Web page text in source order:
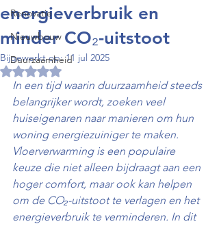
Renovatie
Nieuwbouw
Duurzaamheid
energieverbruik en
minder CO₂-uitstoot
Bijgewerkt op:11 jul 2025
Beoordeeld met NaN uit 5 sterren.
In een tijd waarin duurzaamheid steeds
belangrijker wordt, zoeken veel
huiseigenaren naar manieren om hun
woning energiezuiniger te maken.
Vloerverwarming is een populaire
keuze die niet alleen bijdraagt aan een
hoger comfort, maar ook kan helpen
om de CO₂-uitstoot te verlagen en het
energieverbruik te verminderen. In dit